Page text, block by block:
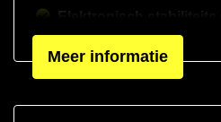
Elektronisch stabiliteits
Elektronische
Hoofd airbag(s) achter
Hoofd airbag(s) voor
Meer informatie